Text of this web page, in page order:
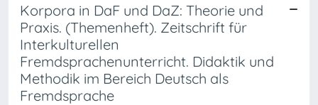
Korpora in DaF und DaZ: Theorie und
Praxis. (Themenheft). Zeitschrift für
Interkulturellen
Fremdsprachenunterricht. Didaktik und
Methodik im Bereich Deutsch als
Fremdsprache